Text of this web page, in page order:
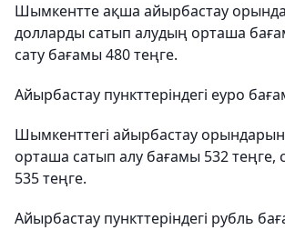
Шымкентте ақша айырбастау
долларды сатып алудың орташа
сату бағамы 480 теңге.
Айырбастау пункттеріндегі еуро
Шымкенттегі айырбастау
орташа сатып алу бағамы 532 теңге,
535 теңге.
Айырбастау пункттеріндегі рубль